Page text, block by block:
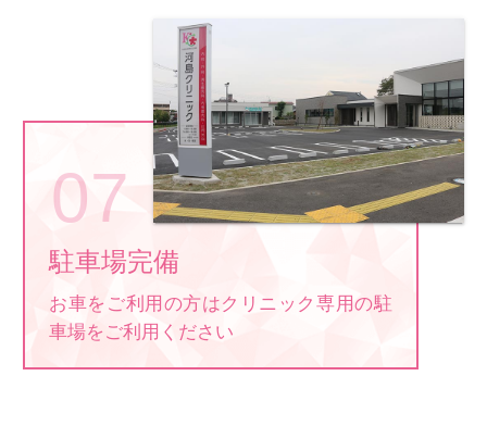
駐車場完備
お車をご利用の方はクリニック専用の駐
車場をご利用ください